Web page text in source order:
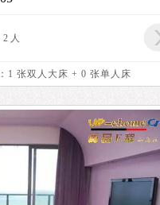
人
1 张双人大床 + 0 张单人床